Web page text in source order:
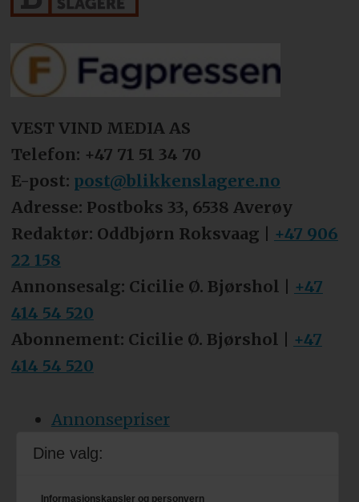
VEST VIND MEDIA AS
Telefon: +47 71 51 34 70
E-post: post@blikkenslagere.no
Adresse: Postboks 33, 6538 Averøy
Redaktør: Oddbjørn Roksvaag | +47 906
22 158
Annonsesalg: Cicilie Ø. Bjørshol | +47
414 54 520
Abonnement: Cicilie Ø. Bjørshol | +47
414 54 520
Annonsepriser
Tips oss
Dine valg:
Informasjonskapsler og personvern